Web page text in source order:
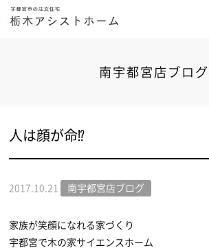
南宇都宮店ブログ
人は顔が命⁉
2017.10.21 南宇都宮店ブログ
家族が笑顔になれる家づくり
宇都宮で木の家サイエンスホーム